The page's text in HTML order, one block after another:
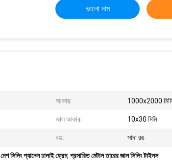
ভালো দাম
আকার: 1000x2000 মিমি
জাল আকার: 10x30 মিমি
রঙ: সাদা রঙ
মেশ সিলিং প্যানেল ঢালাই ফ্রেম, প্রসারিত মেটাল তারের জাল সিলিং টাইলস